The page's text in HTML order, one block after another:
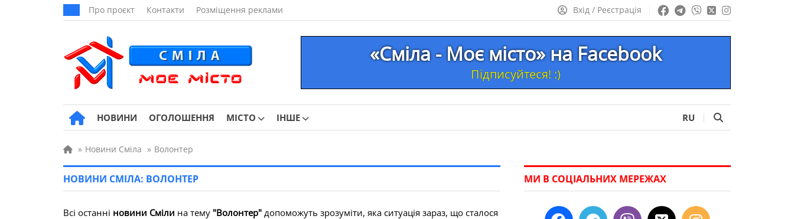
Про проєкт Контакти Розміщення реклами Вхід / Реєстрація
«Сміла - Моє місто» на Facebook
Підписуйтеся! :)
НОВИНИ ОГОЛОШЕННЯ МІСТО ІНШЕ RU
» Новини Сміла » Волонтер
НОВИНИ СМІЛА: ВОЛОНТЕР
Всі останні новини Сміли на тему "Волонтер" допоможуть зрозуміти, яка ситуація зараз, що сталося
МИ В СОЦІАЛЬНИХ МЕРЕЖАХ